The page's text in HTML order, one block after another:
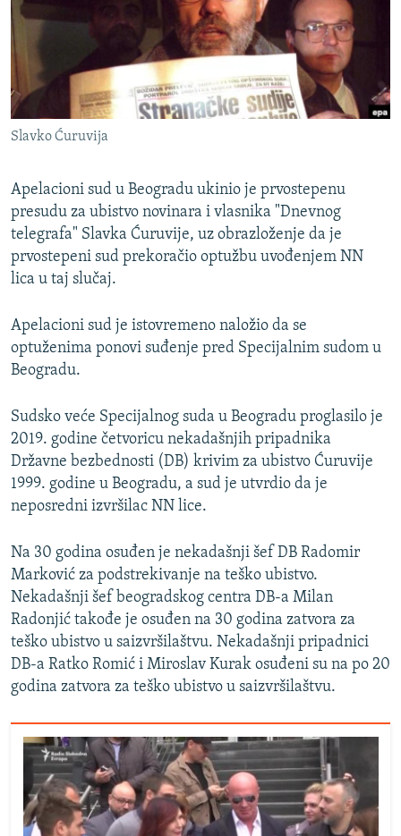
ISPRIČAJ MI
DNEVNO@RSE
SPECIJALI RSE
VIŠE OD NASLOVA
GENOCID U SREBRENICI
POPLAVE I KLIZIŠTA U BIH 2024.
TV LIBERTY
POST SCRIPTUM
MOJA EVROPA
SVE KARTE DEJTONA
NASTANAK I RASPAD JUGOSLAVIJE
PRATITE NAS
Sve RFE/RL stranice
Slavko Ćuruvija
Apelacioni sud u Beogradu ukinio je prvostepenu
presudu za ubistvo novinara i vlasnika "Dnevnog
telegrafa" Slavka Ćuruvije, uz obrazloženje da je
prvostepeni sud prekoračio optužbu uvođenjem NN
lica u taj slučaj.
Apelacioni sud je istovremeno naložio da se
optuženima ponovi suđenje pred Specijalnim sudom u
Beogradu.
Sudsko veće Specijalnog suda u Beogradu proglasilo je
2019. godine četvoricu nekadašnjih pripadnika
Državne bezbednosti (DB) krivim za ubistvo Ćuruvije
1999. godine u Beogradu, a sud je utvrdio da je
neposredni izvršilac NN lice.
Na 30 godina osuđen je nekadašnji šef DB Radomir
Marković za podstrekivanje na teško ubistvo.
Nekadašnji šef beogradskog centra DB-a Milan
Radonjić takođe je osuđen na 30 godina zatvora za
teško ubistvo u saizvršilaštvu. Nekadašnji pripadnici
DB-a Ratko Romić i Miroslav Kurak osuđeni su na po 20
godina zatvora za teško ubistvo u saizvršilaštvu.